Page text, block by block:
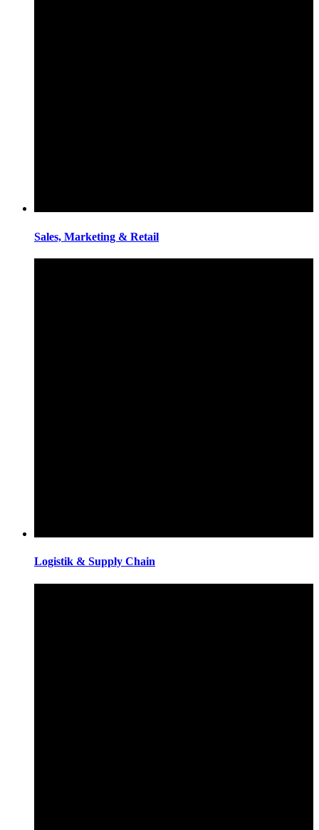
Sales, Marketing & Retail
Logistik & Supply Chain